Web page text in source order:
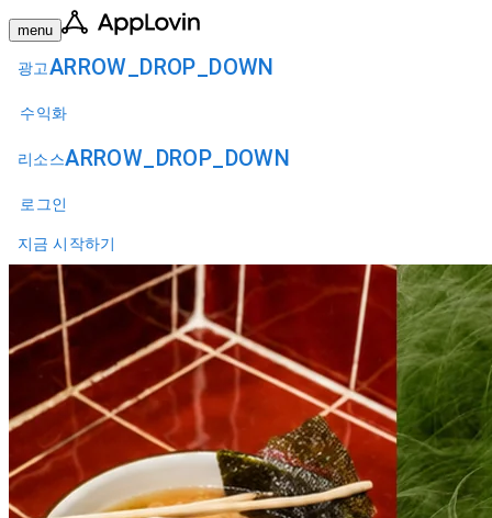
menu
광고ARROW_DROP_DOWN
수익화
리소스ARROW_DROP_DOWN
로그인
지금 시작하기